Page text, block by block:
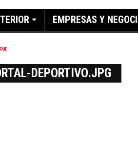
EMPRESAS Y
DEPORTIVO.JPG